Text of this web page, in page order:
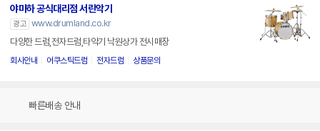
야마하 공식대리점 서린악기
광고 www.drumland.co.kr
다양한 드럼,전자드럼,타악기 낙원상가 전시매장
회사안내 어쿠스틱드럼 전자드럼 상품문의
빠른배송 안내